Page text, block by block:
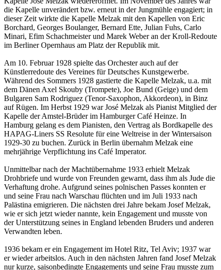
die Kapelle unverändert bzw. erneut in der Jungmühle engagiert; in
dieser Zeit wirkte die Kapelle Melzak mit den Kapellen von Eric
Borchard, Georges Boulanger, Bernard Ette, Julian Fuhs, Carlo
Minari, Efim Schachmeister und Marek Weber an der Kroll-Redoute
im Berliner Opernhaus am Platz der Republik mit.
Am 10. Februar 1928 spielte das Orchester auch auf der
Künstlerredoute des Vereines für Deutsches Kunstgewerbe.
Während des Sommers 1928 gastierte die Kapelle Melzak, u.a. mit
dem Dänen Axel Skouby (Trompete), Joe Bund (Geige) und dem
Bulgaren Sam Rodriguez (Tenor-Saxophon, Akkordeon), in Binz
auf Rügen. Im Herbst 1929 war José Melzak als Pianist Mitglied der
Kapelle der Amstel-Brüder im Hamburger Café Heinze. In
Hamburg gelang es dem Pianisten, den Vertrag als Bordkapelle des
HAPAG-Liners SS Resolute für eine Weltreise in der Wintersaison
1929-30 zu buchen. Zurück in Berlin übernahm Melzak eine
mehrjährige Verpflichtung ins Café Imperator.
Unmittelbar nach der Machtübernahme 1933 erhielt Melzak
Drohbriefe und wurde von Freunden gewarnt, dass ihm als Jude die
Verhaftung drohe. Aufgrund seines polnischen Passes konnten er
und seine Frau nach Warschau flüchten und im Juli 1933 nach
Palästina emigrieren. Die nächsten drei Jahre bekam Josef Melzak,
wie er sich jetzt wieder nannte, kein Engagement und musste von
der Unterstützung seines in England lebenden Bruders und anderen
Verwandten leben.
1936 bekam er ein Engagement im Hotel Ritz, Tel Aviv; 1937 war
er wieder arbeitslos. Auch in den nächsten Jahren fand Josef Melzak
nur kurze, saisonbedingte Engagements und seine Frau musste zum